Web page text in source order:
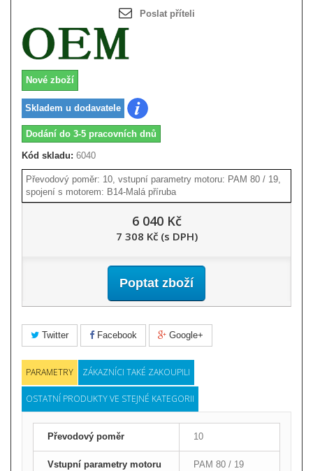
Poslat příteli
Nové zboží
Skladem u dodavatele
Dodání do 3-5 pracovních dnů
Kód skladu: 6040
Převodový poměr: 10, vstupní parametry motoru: PAM 80 / 19,
spojení s motorem: B14-Malá příruba
6 040 Kč
7 308 Kč (s DPH)
Poptat zboží
Twitter Facebook Google+
PARAMETRY ZÁKAZNÍCI TAKÉ ZAKOUPILI
OSTATNÍ PRODUKTY VE STEJNÉ KATEGORII
Převodový poměr 10
Vstupní parametry motoru PAM 80 / 19